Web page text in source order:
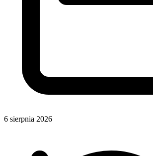
6 sierpnia 2026